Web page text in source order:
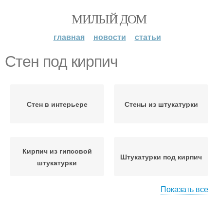
МИЛЫЙ ДОМ
главная новости статьи
Стен под кирпич
Стен в интерьере Стены из штукатурки
Кирпич из гипсовой
штукатурки
Штукатурки под кирпич
Показать все